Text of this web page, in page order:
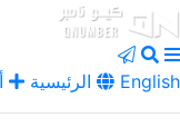
الرئيسية English